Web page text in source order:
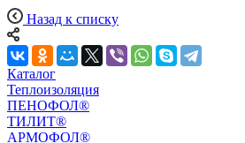
Назад к списку
Каталог
Теплоизоляция
ПЕНОФОЛ®
ТИЛИТ®
АРМОФОЛ®